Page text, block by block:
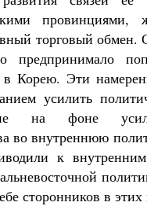
торговый обмен.
предпринимало
в Корею. Эти
усилить
на фоне
во внутреннюю
к
сторонников в этих
не будет
де Грааф